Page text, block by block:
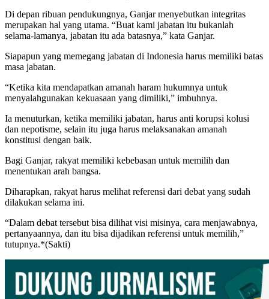
Di depan ribuan pendukungnya, Ganjar menyebutkan integritas
merupakan hal yang utama. “Buat kami jabatan itu bukanlah
selama-lamanya, jabatan itu ada batasnya,” kata Ganjar.
Siapapun yang memegang jabatan di Indonesia harus memiliki batas
masa jabatan.
“Ketika kita mendapatkan amanah haram hukumnya untuk
menyalahgunakan kekuasaan yang dimiliki,” imbuhnya.
Ia menuturkan, ketika memiliki jabatan, harus anti korupsi kolusi
dan nepotisme, selain itu juga harus melaksanakan amanah
konstitusi dengan baik.
Bagi Ganjar, rakyat memiliki kebebasan untuk memilih dan
menentukan arah bangsa.
Diharapkan, rakyat harus melihat referensi dari debat yang sudah
dilakukan selama ini.
“Dalam debat tersebut bisa dilihat visi misinya, cara menjawabnya,
pertanyaannya, dan itu bisa dijadikan referensi untuk memilih,”
tutupnya.*(Sakti)